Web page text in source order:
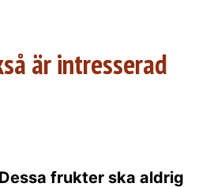
är intresserad
Dessa frukter ska aldrig